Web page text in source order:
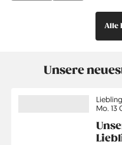
Alle
Unsere
Thema
Mo. 13